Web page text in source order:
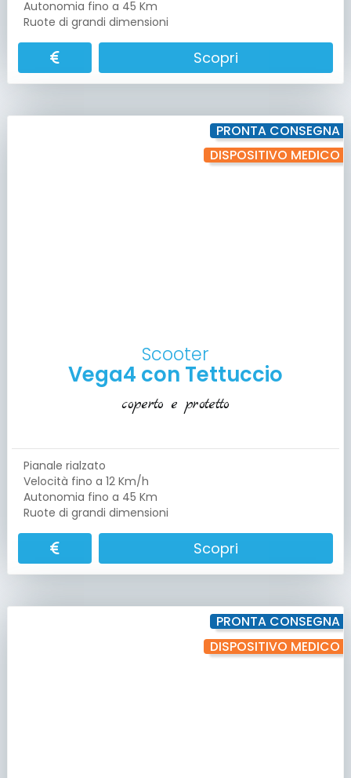
Autonomia fino a 45 Km
Ruote di grandi dimensioni
Scopri
PRONTA CONSEGNA
DISPOSITIVO MEDICO
Scooter
Vega4 con Tettuccio
coperto e protetto
Pianale rialzato
Velocità fino a 12 Km/h
Autonomia fino a 45 Km
Ruote di grandi dimensioni
Scopri
PRONTA CONSEGNA
DISPOSITIVO MEDICO